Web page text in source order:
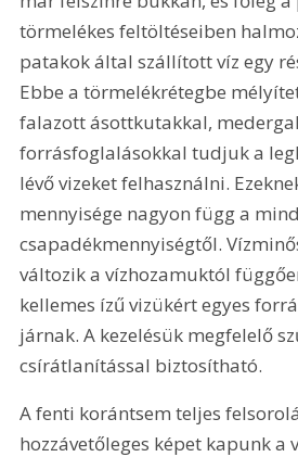
törmelékes feltöltéseiben
patakok által szállított víz egy
Ebbe a törmelékrétegbe
falazott ásottkutakkal,
forrásfoglalásokkal tudjuk a
lévő vizeket felhasználni.
mennyisége nagyon függ a
csapadékmennyiségtől.
változik a vízhozamuktól
kellemes ízű vizükért egyes
járnak. A kezelésük megfelelő
csírátlanítással biztosítható.
A fenti korántsem teljes
hozzávetőleges képet kapunk a